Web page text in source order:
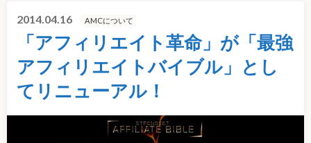
2014.04.16 AMCについて
「アフィリエイト革命」が「最強
アフィリエイトバイブル」とし
てリニューアル！